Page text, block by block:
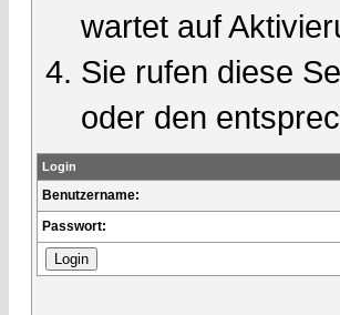
wartet auf
Sie rufen diese
oder den
Login
Benutzername:
Passwort: